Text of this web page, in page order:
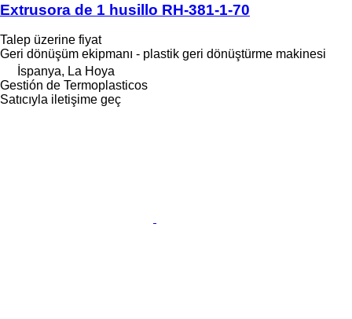
Extrusora de 1 husillo RH-381-1-70
Talep üzerine fiyat
Geri dönüşüm ekipmanı - plastik geri dönüştürme makinesi
İspanya, La Hoya
Gestión de Termoplasticos
Satıcıyla iletişime geç